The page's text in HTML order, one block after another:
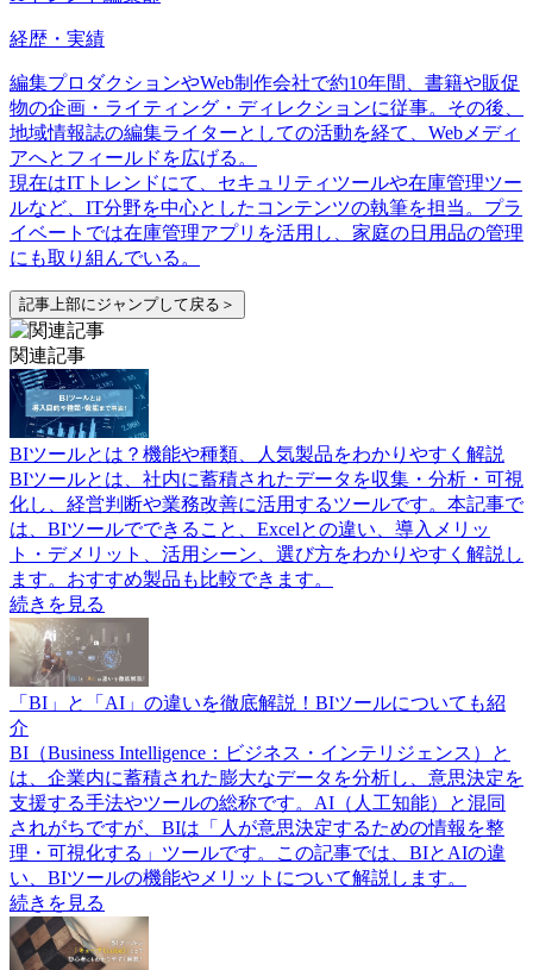
経歴・実績
編集プロダクションやWeb制作会社で約10年間、書籍や販促
物の企画・ライティング・ディレクションに従事。その後、
地域情報誌の編集ライターとしての活動を経て、Webメディ
アへとフィールドを広げる。
現在はITトレンドにて、セキュリティツールや在庫管理ツー
ルなど、IT分野を中心としたコンテンツの執筆を担当。プラ
イベートでは在庫管理アプリを活用し、家庭の日用品の管理
にも取り組んでいる。
記事上部にジャンプして戻る＞
関連記事
BIツールとは？機能や種類、人気製品をわかりやすく解説
BIツールとは、社内に蓄積されたデータを収集・分析・可視
化し、経営判断や業務改善に活用するツールです。本記事で
は、BIツールでできること、Excelとの違い、導入メリッ
ト・デメリット、活用シーン、選び方をわかりやすく解説し
ます。おすすめ製品も比較できます。
続きを見る
「BI」と「AI」の違いを徹底解説！BIツールについても紹
介
BI（Business Intelligence：ビジネス・インテリジェンス）と
は、企業内に蓄積された膨大なデータを分析し、意思決定を
支援する手法やツールの総称です。AI（人工知能）と混同
されがちですが、BIは「人が意思決定するための情報を整
理・可視化する」ツールです。この記事では、BIとAIの違
い、BIツールの機能やメリットについて解説します。
続きを見る